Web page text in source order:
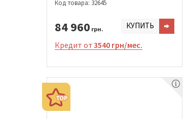
Код товара: 32645
84 960 грн. КУПИТЬ
Кредит от3540 грн/мес.